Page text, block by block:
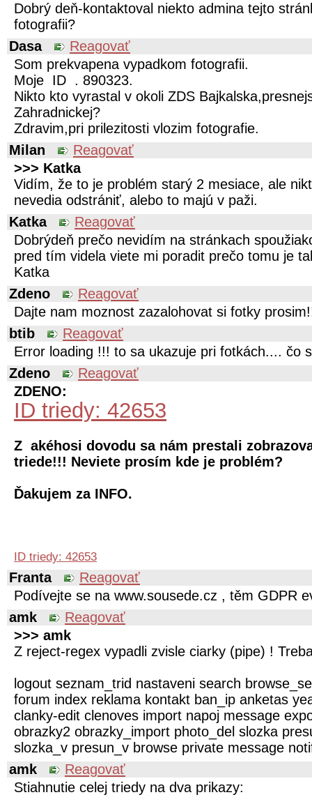
Dobrý deň-kontaktoval niekto admina tejto
fotografii?
Dasa
Reagovať
Som prekvapena vypadkom fotografii.
Moje ID . 890323.
Nikto kto vyrastal v okoli ZDS
Zahradnickej?
Zdravim,pri prilezitosti vlozim fotografie.
Milan
Reagovať
>>> Katka
Vidím, že to je problém starý 2 mesiace, ale
nevedia odstrániť, alebo to majú v paži.
Katka
Reagovať
Dobrýdeň prečo nevidím na stránkach
pred tím videla viete mi poradit prečo tomu je
Katka
Zdeno
Reagovať
Dajte nam moznost zazalohovat si fotky
btib
Reagovať
Error loading !!! to sa ukazuje pri fotkách.... čo
Zdeno
Reagovať
ZDENO:
ID triedy: 42653
Z akéhosi dovodu sa nám prestali
triede!!! Neviete prosím kde je problém?
Ďakujem za INFO.
ID triedy: 42653
Franta
Reagovať
Podívejte se na www.sousede.cz , těm GDPR
amk
Reagovať
>>> amk
Z reject-regex vypadli zvisle ciarky (pipe) !
logout seznam_trid nastaveni search
forum index reklama kontakt ban_ip anketas
clanky-edit clenoves import napoj message
obrazky2 obrazky_import photo_del slozka
slozka_v presun_v browse private message
amk
Reagovať
Stiahnutie celej triedy na dva prikazy: